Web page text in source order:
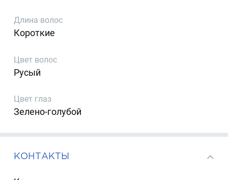
Длина волос
Короткие
Цвет волос
Русый
Цвет глаз
Зелено-голубой
КОНТАКТЫ